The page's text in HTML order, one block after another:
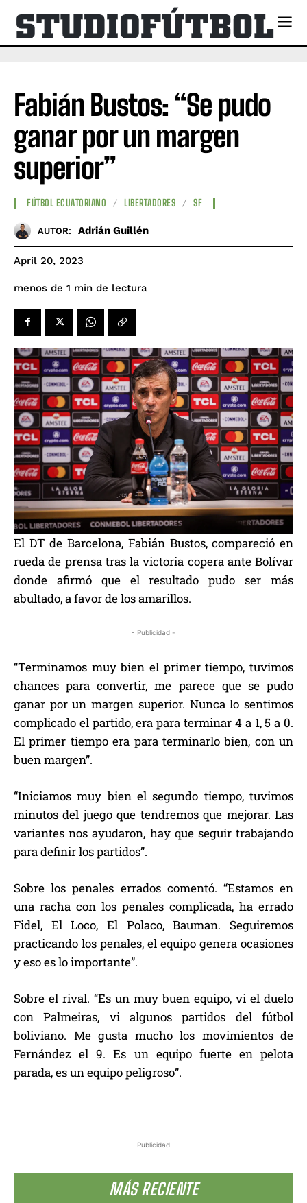
Publicidad
MÁS RECIENTE
Fabián Bustos: “Se pudo
ganar por un margen
superior”
FÚTBOL ECUATORIANO LIBERTADORES SF
AUTOR: Adrián Guillén
April 20, 2023
menos de 1 min de lectura
El DT de Barcelona, Fabián Bustos, compareció en
rueda de prensa tras la victoria copera ante Bolívar
donde afirmó que el resultado pudo ser más
abultado, a favor de los amarillos.
- Publicidad -
“Terminamos muy bien el primer tiempo, tuvimos
chances para convertir, me parece que se pudo
ganar por un margen superior. Nunca lo sentimos
complicado el partido, era para terminar 4 a 1, 5 a 0.
El primer tiempo era para terminarlo bien, con un
buen margen”.
“Iniciamos muy bien el segundo tiempo, tuvimos
minutos del juego que tendremos que mejorar. Las
variantes nos ayudaron, hay que seguir trabajando
para definir los partidos”.
Sobre los penales errados comentó. “Estamos en
una racha con los penales complicada, ha errado
Fidel, El Loco, El Polaco, Bauman. Seguiremos
practicando los penales, el equipo genera ocasiones
y eso es lo importante”.
Sobre el rival. “Es un muy buen equipo, vi el duelo
con Palmeiras, vi algunos partidos del fútbol
boliviano. Me gusta mucho los movimientos de
Fernández el 9. Es un equipo fuerte en pelota
parada, es un equipo peligroso”.